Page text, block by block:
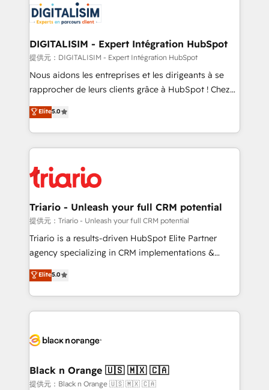
business up for long-term success. Unlock your
business. If not now, when?
for driving growth. They are committed to helping
our customers grow and finding solutions that fit
their unique business needs. We are thrilled to have
Blue Frog in the HubSpot ecosystem leading the
way for customers!" - Yamini Rangan, CEO of
HubSpot “Our experience with the team at Blue Frog
of experience and quality of skilled staff has earned
them a trusted reputation within the HubSpot
clients.” - Brian Garvey, VP, Solutions Partner
Program, HubSpot.
DIGITALISIM - Expert Intégration HubSpot
提供元：DIGITALISIM - Expert Intégration HubSpot
Nous aidons les entreprises et les dirigeants à se
rapprocher de leurs clients grâce à HubSpot ! Chez
DIGITALISIM, nous avons l'intime conviction que la
réussite des entreprises passe par l’innovation web,
le marketing digital, et la relation client ! C'est
pourquoi, nos experts sont à la fois capables de
référencement, votre stratégie digitale et le pilotage
et l'intégration d'HubSpot ! Les grandes phases d'un
projet HubSpot avec DIGITALISIM : 🧽 Nettoyage,
migration et intégration des bases de données. 🚀
Développement des interfaces avec vos logiciels
Book Process & Guidelines utilisateurs 🎓
Formations des utilisateurs
Elite5.0
Triario - Unleash your full CRM potential
提供元：Triario - Unleash your full CRM potential
Triario is a results-driven HubSpot Elite Partner
agency specializing in CRM implementations &
migrations, Revenue Operations, Custom
Integrations, Custom AI agents and AI-ready Website
Design With over 15 years of experience, we help
companies bridge the gap between marketing, sales,
data hygiene, and tailored HubSpot solutions. Our
a global consultancy with the care and agility of a
boutique firm. At Triario, we’re big enough to deliver
Elite5.0
Black n Orange 🇺🇸 🇲🇽 🇨🇦
提供元：Black n Orange 🇺🇸 🇲🇽 🇨🇦